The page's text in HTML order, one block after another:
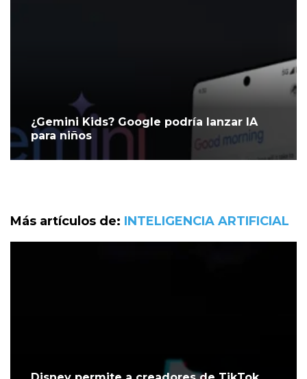
¿Gemini Kids? Google podría lanzar IA
para niños
Más artículos de: INTELIGENCIA ARTIFICIAL